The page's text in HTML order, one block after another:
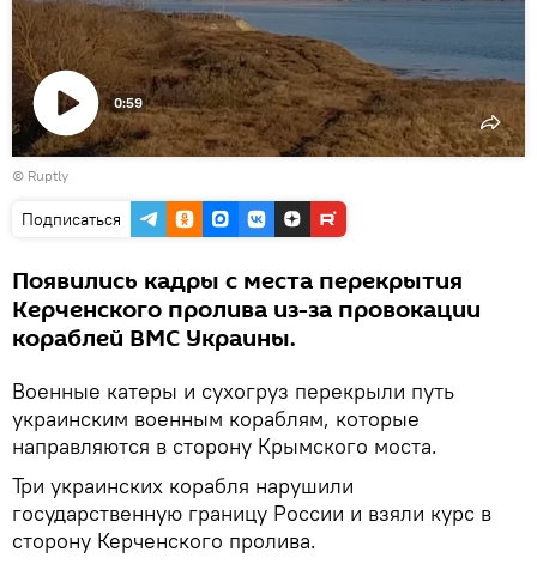
Воспроизвести
видео
0:59
© Ruptly
Подписаться
Появились кадры с места перекрытия
Керченского пролива из-за провокации
кораблей ВМС Украины.
Военные катеры и сухогруз перекрыли путь
украинским военным кораблям, которые
направляются в сторону Крымского моста.
Три украинских корабля нарушили
государственную границу России и взяли курс в
сторону Керченского пролива.